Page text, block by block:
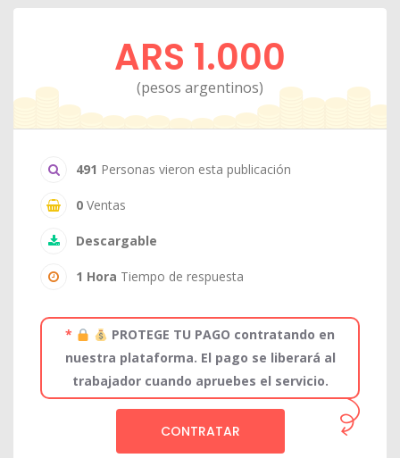
ARS 1.000
(pesos argentinos)
491 Personas vieron esta publicación
0 Ventas
Descargable
1 Hora Tiempo de respuesta
*
PROTEGE TU PAGO contratando en
nuestra plataforma. El pago se liberará al
trabajador cuando apruebes el servicio.
CONTRATAR